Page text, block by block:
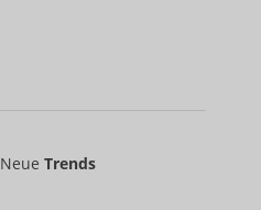
Neue Trends